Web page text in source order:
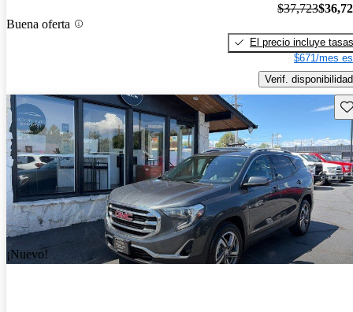
Buena oferta
$37,723
El precio incluye tasas
$671/mes
Verif. disponibilidad
¡Nuevo!